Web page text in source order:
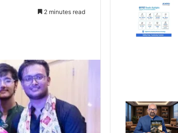
2 minutes read